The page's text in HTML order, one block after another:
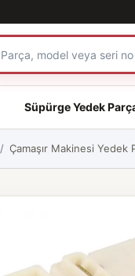
Süpürge Yedek
Çamaşır Makinesi Yedek